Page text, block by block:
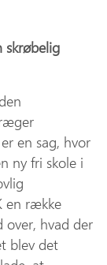
skrøbelig
en sag, hvor
ny fri skole i
en række
over, hvad der
blev det